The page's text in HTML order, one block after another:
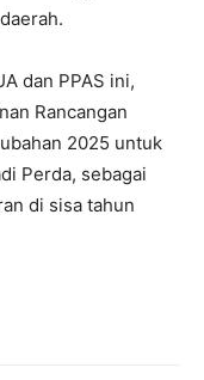
dan PPAS ini,
Rancangan
2025 untuk
Perda, sebagai
di sisa tahun